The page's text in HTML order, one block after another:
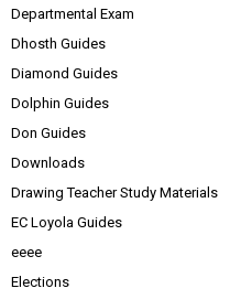
Departmental Exam
Dhosth Guides
Diamond Guides
Dolphin Guides
Don Guides
Downloads
Drawing Teacher Study Materials
EC Loyola Guides
eeee
Elections